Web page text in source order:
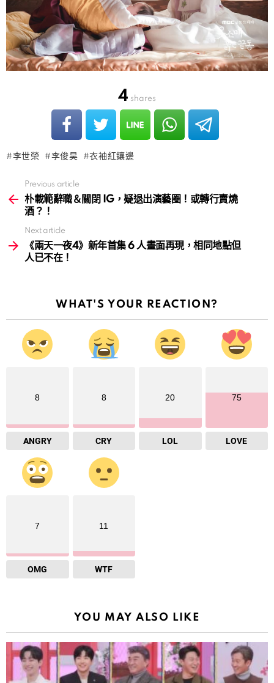
4 shares
李世榮 李俊昊 衣袖紅鑲邊
more
Previous article
朴載範辭職＆關閉 IG，疑退出演藝圈！或轉行賣燒
酒？！
Next article
《兩天一夜4》新年首集 6 人畫面再現，相同地點但
人已不在！
WHAT'S YOUR REACTION?
8
ANGRY
8
CRY
20
LOL
75
LOVE
7
OMG
11
WTF
YOU MAY ALSO LIKE